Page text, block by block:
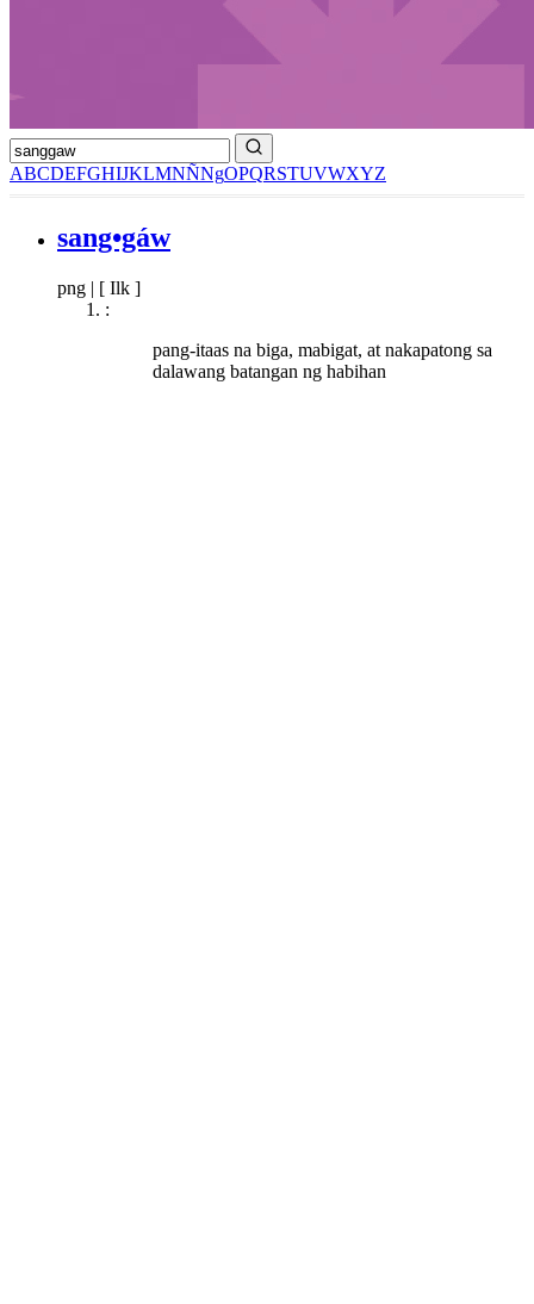
ABCDEFGHIJKLMNÑNgOPQRSTUVWXYZ
sang•gáw
png | [ Ilk ]
:
pang-itaas na biga, mabigat, at nakapatong sa
dalawang batangan ng habihan